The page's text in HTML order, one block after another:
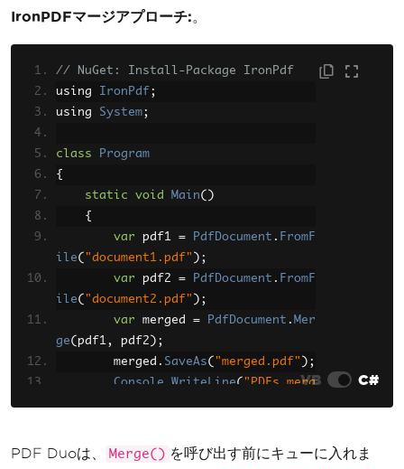
IronPDFマージアプローチ:。
// NuGet: Install-Package IronPdf
using IronPdf ;
using System;
class
Program
{
static
void Main()
{
var pdf1 = PdfDocument . FromF
ile( "document1.pdf" );
var pdf2 = PdfDocument . FromF
ile( "document2.pdf" );
var merged = PdfDocument . Mer
ge( pdf1, pdf2 );
        merged
. SaveAs( "merged.pdf" );
Console
WriteLine( "PDFs merg
VB C#
PDF Duoは、 Merge() を呼び出す前にキューに入れま